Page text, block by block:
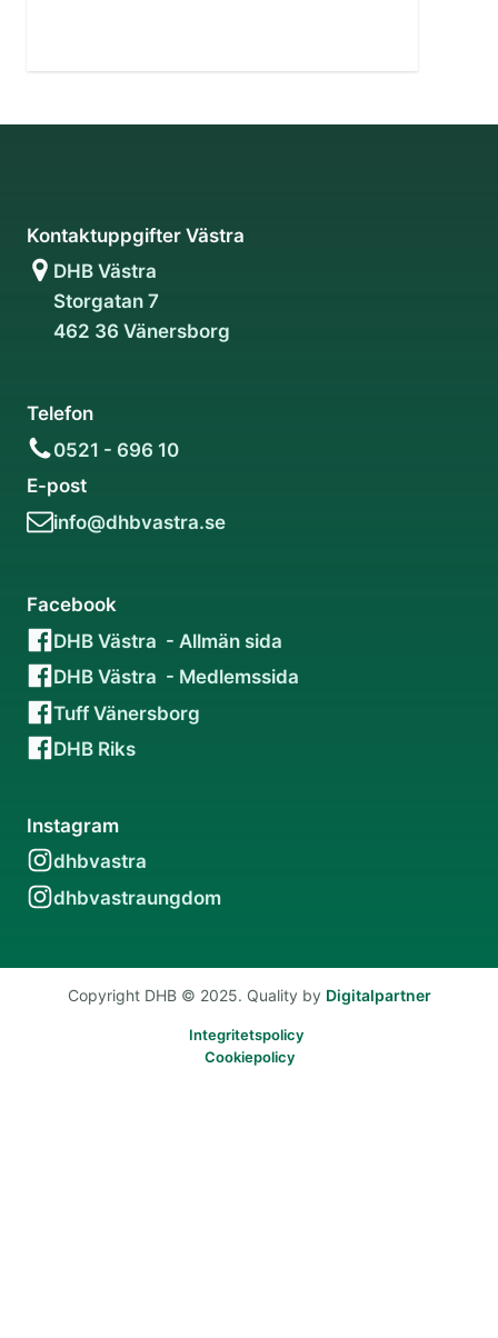
Kontaktuppgifter Västra
DHB Västra
Storgatan 7
462 36 Vänersborg
Telefon
0521 - 696 10
E-post
info@dhbvastra.se
Facebook
DHB Västra - Allmän sida
DHB Västra - Medlemssida
Tuff Vänersborg
DHB Riks
Instagram
dhbvastra
dhbvastraungdom
Copyright DHB © 2025. Quality by Digitalpartner
Integritetspolicy
Cookiepolicy